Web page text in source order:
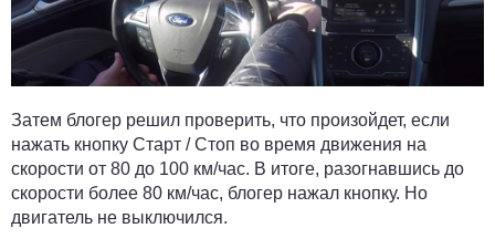
Затем блогер решил проверить, что произойдет, если
нажать кнопку Старт / Стоп во время движения на
скорости от 80 до 100 км/час. В итоге, разогнавшись до
скорости более 80 км/час, блогер нажал кнопку. Но
двигатель не выключился.